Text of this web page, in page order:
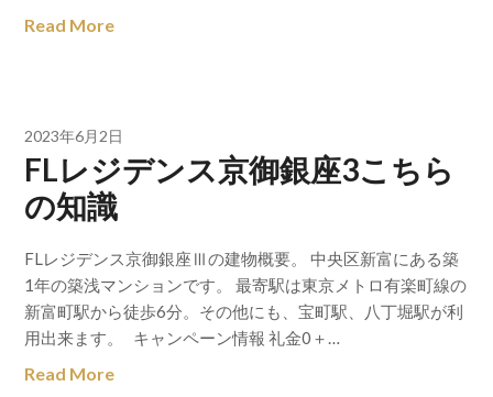
Read More
2023年6月2日
FLレジデンス京御銀座3こちら
の知識
FLレジデンス京御銀座Ⅲの建物概要。 中央区新富にある築
1年の築浅マンションです。 最寄駅は東京メトロ有楽町線の
新富町駅から徒歩6分。その他にも、宝町駅、八丁堀駅が利
用出来ます。 キャンペーン情報 礼金0＋…
Read More